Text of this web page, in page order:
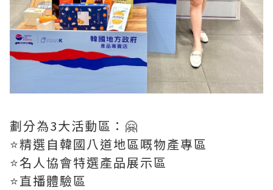
劃分為3大活動區：🤗
⭐️精選自韓國八道地區嘅物產專區
⭐️名人協會特選產品展示區
⭐️直播體驗區